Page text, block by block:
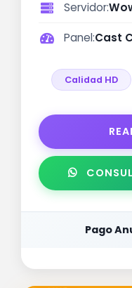
Servidor:
Panel:Cast
Calidad HD
Pago